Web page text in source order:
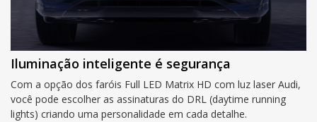
Iluminação inteligente é segurança
Com a opção dos faróis Full LED Matrix HD com luz laser Audi,
você pode escolher as assinaturas do DRL (daytime running
lights) criando uma personalidade em cada detalhe.